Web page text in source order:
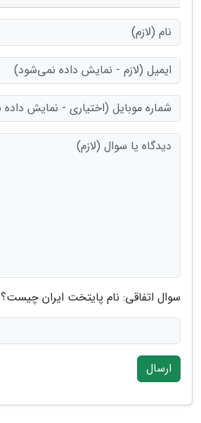
سوال اتفاقی: نام پایتخت ایران چیست؟
ارسال